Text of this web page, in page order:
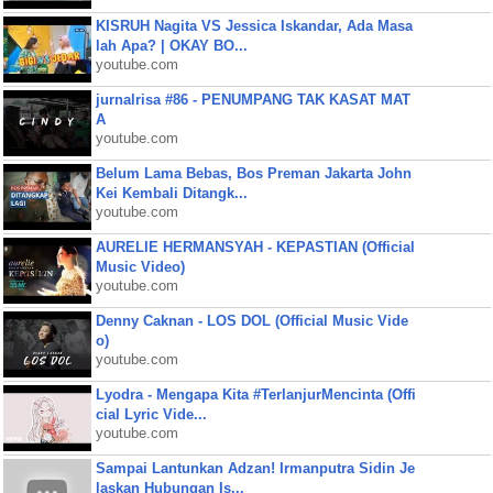
KISRUH Nagita VS Jessica Iskandar, Ada Masa
lah Apa? | OKAY BO...
youtube.com
jurnalrisa #86 - PENUMPANG TAK KASAT MAT
A
youtube.com
Belum Lama Bebas, Bos Preman Jakarta John
Kei Kembali Ditangk...
youtube.com
AURELIE HERMANSYAH - KEPASTIAN (Official
Music Video)
youtube.com
Denny Caknan - LOS DOL (Official Music Vide
o)
youtube.com
Lyodra - Mengapa Kita #TerlanjurMencinta (Offi
cial Lyric Vide...
youtube.com
Sampai Lantunkan Adzan! Irmanputra Sidin Je
laskan Hubungan Is...